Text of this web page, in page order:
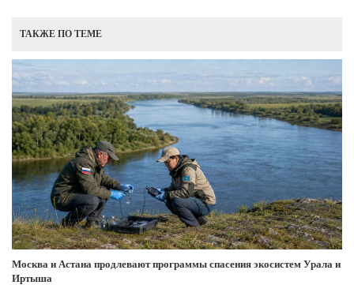
ТАКЖЕ ПО ТЕМЕ
Москва и Астана продлевают программы спасения экосистем Урала и
Иртыша